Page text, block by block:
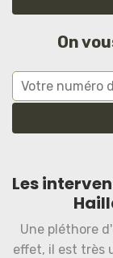
On
Les
Une pléthore
effet, il est très